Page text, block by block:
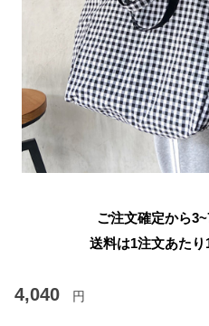
ご注文確定から
送料は1注文あたり
4,040 円